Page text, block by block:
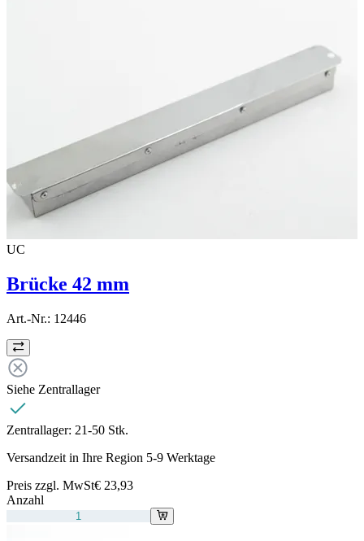
UC
Brücke 42 mm
Art.-Nr.: 12446
Siehe Zentrallager
Zentrallager: 21-50 Stk.
Versandzeit in Ihre Region 5-9 Werktage
Preis zzgl. MwSt€ 23,93
Anzahl